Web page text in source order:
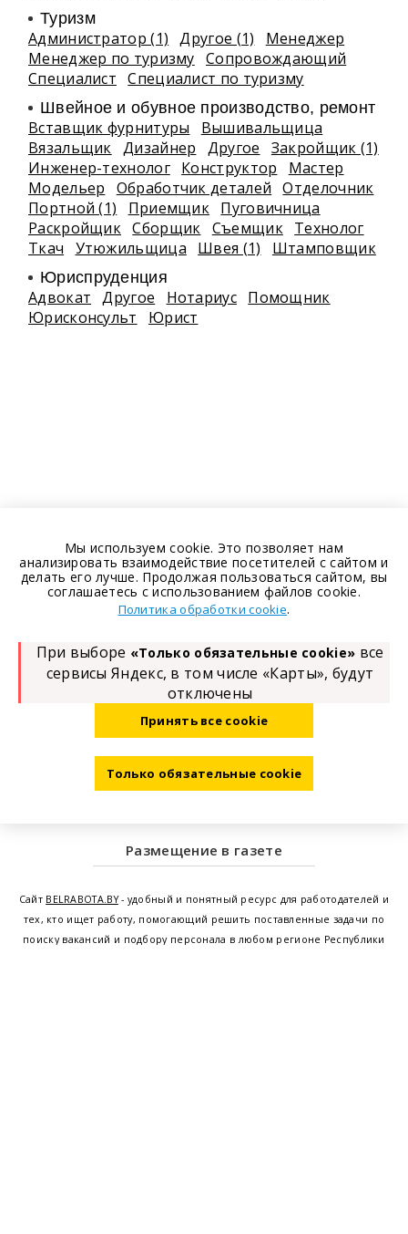
Туризм
Администратор (1) Другое (1)
Менеджер
Менеджер по туризму Сопровождающий
Специалист
Специалист по туризму
Швейное и обувное производство, ремонт
Вставщик фурнитуры
Вышивальщица
Вязальщик Дизайнер Другое
Закройщик (1)
Инженер-технолог Конструктор
Мастер
Модельер
Обработчик деталей
Отделочник
Портной (1)
Приемщик Пуговичница
Раскройщик Сборщик Съемщик Технолог
Ткач
Утюжильщица Швея (1) Штамповщик
Юриспруденция
Адвокат Другое Нотариус Помощник
Юрисконсульт
Юрист
Размещение в газете
Сайт BELRABOTA.BY- удобный и понятный ресурс для работодателей и
тех, кто ищет работу, помогающий решить поставленные задачи по
поиску вакансий и подбору персонала в любом регионе Республики
Мы используем cookie. Это позволяет нам
анализировать взаимодействие посетителей с сайтом и
делать его лучше. Продолжая пользоваться сайтом, вы
соглашаетесь с использованием файлов cookie.
Политика обработки cookie.
При выборе «Только обязательные cookie» все
сервисы Яндекс, в том числе «Карты», будут
отключены
Принять все cookie
Только обязательные cookie